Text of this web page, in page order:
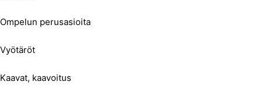
Ompelun perusasioita
Vyötäröt
Kaavat, kaavoitus